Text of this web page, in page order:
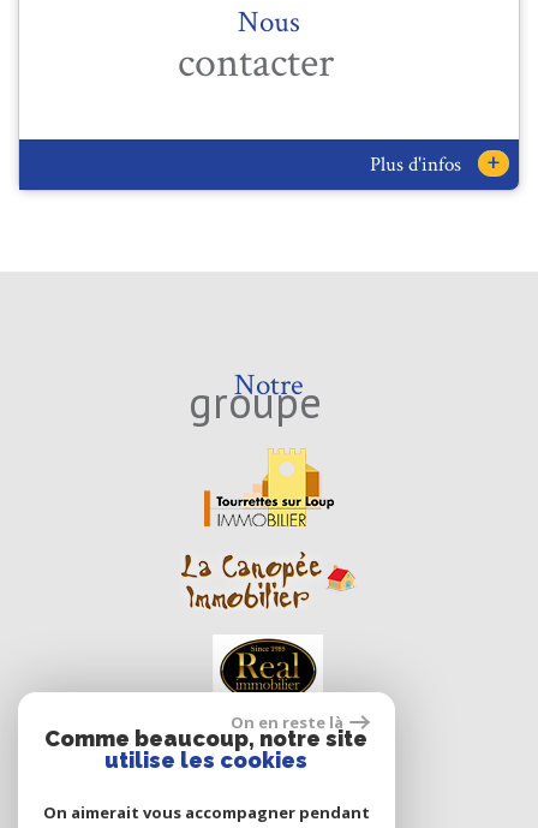
Nous
contacter
Plus d'infos +
Notre
groupe
On en reste là
Comme beaucoup, notre site
utilise les cookies
On aimerait vous accompagner pendant